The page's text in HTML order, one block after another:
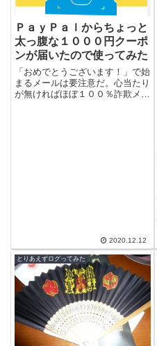
ＰａｙＰａｌからちょっと
太っ腹な１０００円クーポ
ンが届いたので使ってみた
「おめでとうございます！」で始
まるメールは要注意だ。心当たり
が無ければほぼ１００％詐欺メー
2020.12.12
とりあえずログってみた